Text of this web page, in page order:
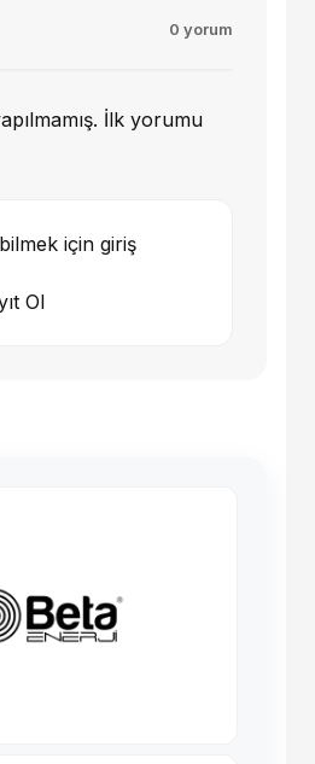
0 yorum
İlk yorumu
için giriş
Ol